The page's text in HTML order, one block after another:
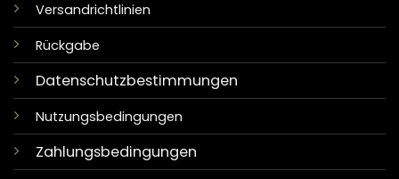
Versandrichtlinien
Rückgabe
Datenschutzbestimmungen
Nutzungsbedingungen
Zahlungsbedingungen